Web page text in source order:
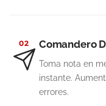
02 Comandero
Toma nota en
instante.
errores.